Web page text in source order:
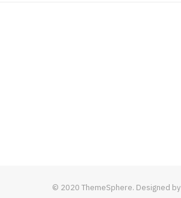
© 2020 ThemeSphere. Designed by